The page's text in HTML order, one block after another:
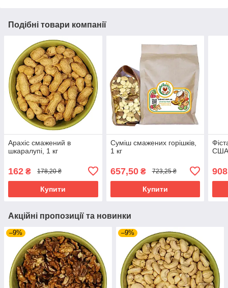
Подібні товари компанії
Арахіс смажений в
шкаралупі, 1 кг
162 ₴ 178,20 ₴
Купити
Суміш смажених горішків,
1 кг
657,50₴ 723,25 ₴
Купити
908
Акційні пропозиції та новинки
–9% –9%